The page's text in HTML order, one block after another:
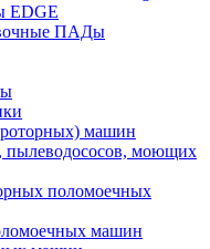
EDGE
ПАДы
машин
пылеводососов, моющих
поломоечных
машин